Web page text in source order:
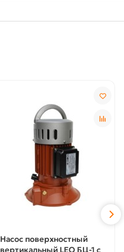
Насос поверхностный
вертикальный LEO БЦ-1 с